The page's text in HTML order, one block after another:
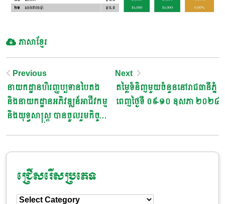
ភាសាខ្មែរ
Post
Navigation
Previous
នាយកដ្ឋានហិរញ្ញប្បទានបៃតង
និងនាយកដ្ឋានអភិវឌ្ឍន៍អាជីវកម្ម
និងយុទ្ធសាស្រ្ត បានចូលរួមកិច្ច
Next
តម្លៃទំនិញមួយចំនួននៅរាជធានីភ្នំ
ពេញថ្ងៃទី ០៩-១០ ឧសភា ២០២៤
ជ្រើសរើសប្រភេទ
ជ្រើសរើស